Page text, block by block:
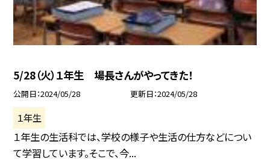
5/28（火）１年生 場長さんがやってきた！
公開日 2024/05/28 更新日 2024/05/28
１年生
１年生の生活科では、学校の様子や生活の仕方などについ
て学習しています。そこで、今...